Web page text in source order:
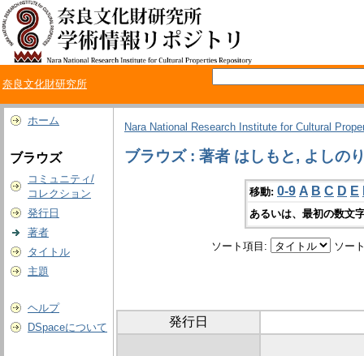
奈良文化財研究所
ホーム
ブラウズ
コミュニティ/
コレクション
発行日
著者
タイトル
主題
ヘルプ
DSpaceについて
Nara National Research Institute for Cultural
ブラウズ : 著者 はしもと, よしの
移動: 0-9 A B C D E
あるいは、最初の数文
ソート項目: ソー
発行日